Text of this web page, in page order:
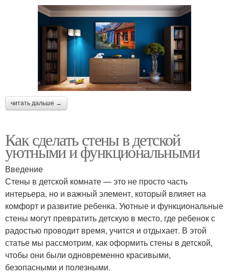
читать дальше →
Как сделать стены в детской
уютными и функциональными
Введение
Стены в детской комнате — это не просто часть
интерьера, но и важный элемент, который влияет на
комфорт и развитие ребенка. Уютные и функциональные
стены могут превратить детскую в место, где ребенок с
радостью проводит время, учится и отдыхает. В этой
статье мы рассмотрим, как оформить стены в детской,
чтобы они были одновременно красивыми,
безопасными и полезными.